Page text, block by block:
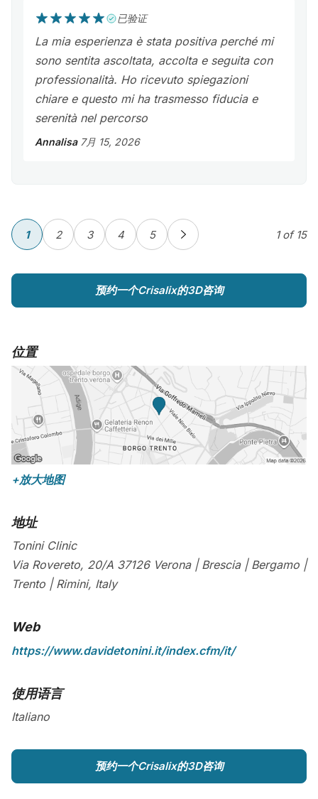
已验证
La mia esperienza è stata positiva perché mi
sono sentita ascoltata, accolta e seguita con
professionalità. Ho ricevuto spiegazioni
chiare e questo mi ha trasmesso fiducia e
serenità nel percorso
Annalisa 7月 15, 2026
1 2 3 4 5 1of 15
预约一个Crisalix的3D咨询
位置
+放大地图
地址
Tonini Clinic
Via Rovereto, 20/A 37126 Verona | Brescia | Bergamo |
Trento | Rimini, Italy
Web
https://www.davidetonini.it/index.cfm/it/
使用语言
Italiano
预约一个Crisalix的3D咨询